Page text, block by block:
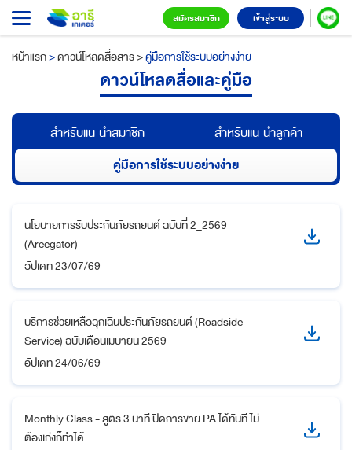
สมัครสมาชิก เข้าสู่ระบบ
หน้าแรก>ดาวน์โหลดสื่อสาร>คู่มือการใช้ระบบอย่างง่าย
ดาวน์โหลดสื่อและคู่มือ
สำหรับแนะนำสมาชิก สำหรับแนะนำลูกค้า
คู่มือการใช้ระบบอย่างง่าย
นโยบายการรับประกันภัยรถยนต์ ฉบับที่ 2_2569
(Areegator)
อัปเดท23/07/69
บริการช่วยเหลือฉุกเฉินประกันภัยรถยนต์ (Roadside
Service) ฉบับเดือนเมษายน 2569
อัปเดท24/06/69
Monthly Class - สูตร 3 นาที ปิดการขาย PA ได้ทันที ไม่
ต้องเก่งก็ทำได้